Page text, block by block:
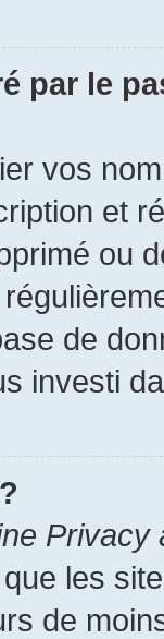
par le
vos
et
ou
de
investi
Privacy
les
de